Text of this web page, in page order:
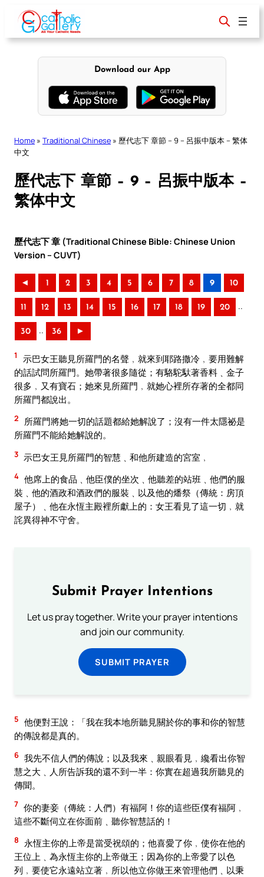
content
Download our App
Home » Traditional Chinese » 歷代志下 章節 – 9 – 呂振中版本 – 繁体
中文
歷代志下 章節 – 9 – 呂振中版本 –
繁体中文
歷代志下 章 (Traditional Chinese Bible: Chinese Union
Version – CUVT)
◄ 1 2 3 4 5 6 7 8 9 10
11 12 13 14 15 16 17 18 19 20 ..
30 .. 36 ►
1
示巴女王聽見所羅門的名聲﹐就來到耶路撒冷﹐要用難解
的話試問所羅門。她帶著很多隨從；有駱駝馱著香料﹑金子
很多﹐又有寶石；她來見所羅門﹐就她心裡所存著的全都同
所羅門都說出。
2
所羅門將她一切的話題都給她解說了；沒有一件太隱祕是
所羅門不能給她解說的。
3 示巴女王見所羅門的智慧﹑和他所建造的宮室﹐
4 他席上的食品﹑他臣僕的坐次﹑他聽差的站班﹑他們的服
裝﹑他的酒政和酒政們的服裝﹑以及他的燔祭（傳統：房頂
屋子）﹑他在永恆主殿裡所獻上的：女王看見了這一切﹐就
詫異得神不守舍。
Submit Prayer Intentions
Let us pray together. Write your prayer intentions
and join our community.
SUBMIT PRAYER
5 他便對王說：「我在我本地所聽見關於你的事和你的智慧
的傳說都是真的。
6 我先不信人們的傳說；以及我來﹑親眼看見﹐纔看出你智
慧之大﹑人所告訴我的還不到一半：你實在超過我所聽見的
傳聞。
7 你的妻妾（傳統：人們）有福阿！你的這些臣僕有福阿﹐
這些不斷伺立在你面前﹑聽你智慧話的！
8
永恆主你的上帝是當受祝頌的；他喜愛了你﹐使你在他的
王位上﹑為永恆主你的上帝做王；因為你的上帝愛了以色
列﹐要使它永遠站立著﹐所以他立你做王來管理他們﹑以秉